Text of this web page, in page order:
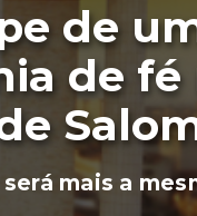
de
de fé
mais a